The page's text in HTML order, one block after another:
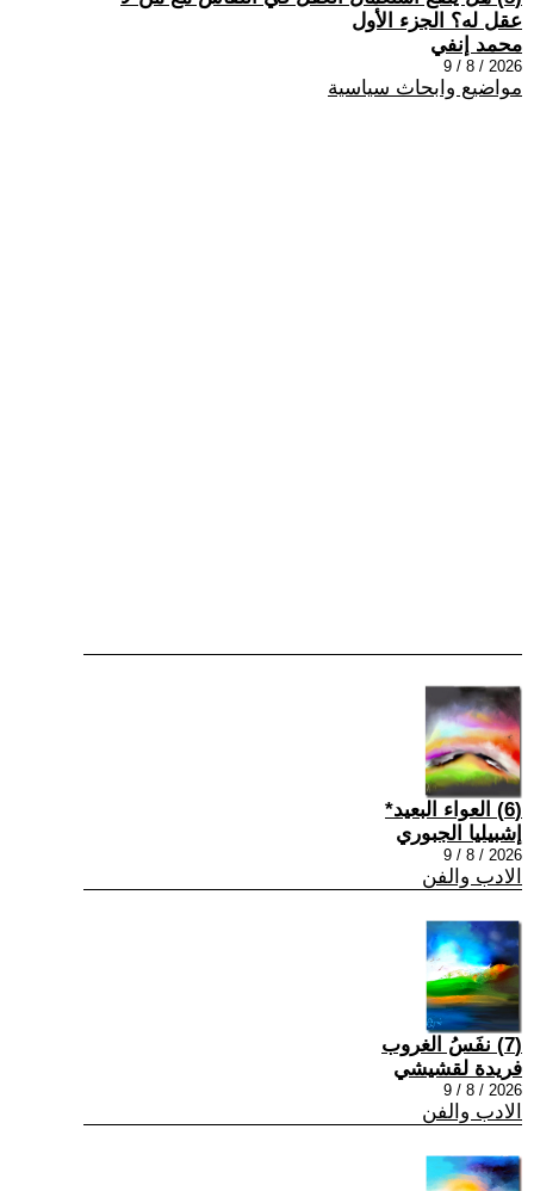
عقل له؟ الجزء الأول
محمد إنفي
2026 / 8 / 9
مواضيع وابحاث سياسية
(6) العواء البعيد*
إشبيليا الجبوري
2026 / 8 / 9
الادب والفن
(7) نفَسُ الغروب
فريدة لقشيشي
2026 / 8 / 9
الادب والفن